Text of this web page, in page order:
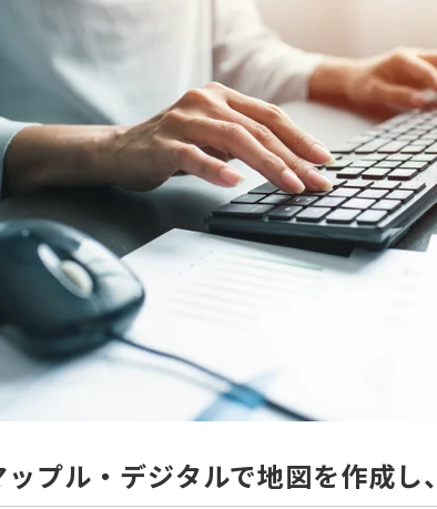
プル・デジタルで地図を作成し